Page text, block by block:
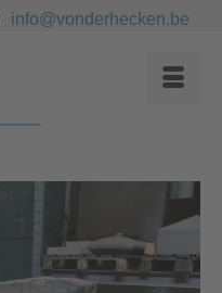
info@vonderhecken.be